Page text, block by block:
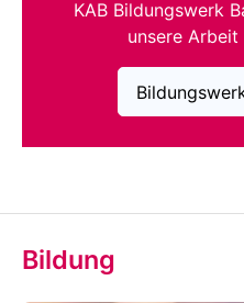
KAB Bildungswerk
unsere
Bildung